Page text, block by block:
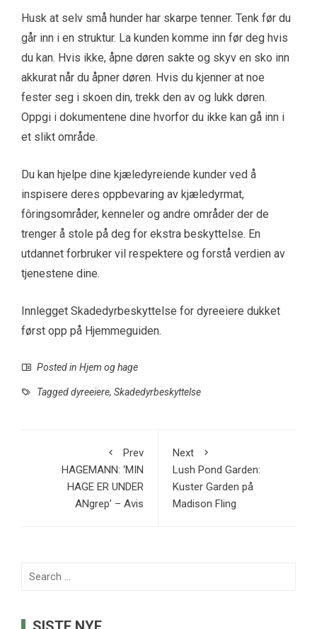
Husk at selv små hunder har skarpe tenner. Tenk før du
går inn i en struktur. La kunden komme inn før deg hvis
du kan. Hvis ikke, åpne døren sakte og skyv en sko inn
akkurat når du åpner døren. Hvis du kjenner at noe
fester seg i skoen din, trekk den av og lukk døren.
Oppgi i dokumentene dine hvorfor du ikke kan gå inn i
et slikt område.
Du kan hjelpe dine kjæledyreiende kunder ved å
inspisere deres oppbevaring av kjæledyrmat,
fôringsområder, kenneler og andre områder der de
trenger å stole på deg for ekstra beskyttelse. En
utdannet forbruker vil respektere og forstå verdien av
tjenestene dine.
Innlegget Skadedyrbeskyttelse for dyreeiere dukket
først opp på Hjemmeguiden.
Posted in Hjem og hage
Taggeddyreeiere, Skadedyrbeskyttelse
Prev
HAGEMANN: ‘MIN
HAGE ER UNDER
ANgrep’ – Avis
Next
Lush Pond Garden:
Kuster Garden på
Madison Fling
Search